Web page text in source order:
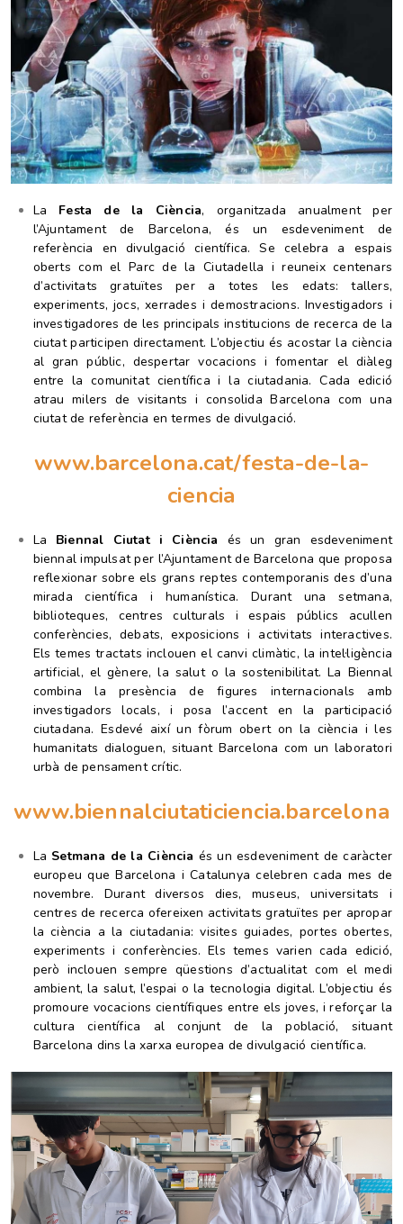
La Festa de la Ciència, organitzada anualment per
l’Ajuntament de Barcelona, és un esdeveniment de
referència en divulgació científica. Se celebra a espais
oberts com el Parc de la Ciutadella i reuneix centenars
d’activitats gratuïtes per a totes les edats: tallers,
experiments, jocs, xerrades i demostracions. Investigadors i
investigadores de les principals institucions de recerca de la
ciutat participen directament. L’objectiu és acostar la ciència
al gran públic, despertar vocacions i fomentar el diàleg
entre la comunitat científica i la ciutadania. Cada edició
atrau milers de visitants i consolida Barcelona com una
ciutat de referència en termes de divulgació.
www.barcelona.cat/festa-de-la-
ciencia
La Biennal Ciutat i Ciència és un gran esdeveniment
biennal impulsat per l’Ajuntament de Barcelona que proposa
reflexionar sobre els grans reptes contemporanis des d’una
mirada científica i humanística. Durant una setmana,
biblioteques, centres culturals i espais públics acullen
conferències, debats, exposicions i activitats interactives.
Els temes tractats inclouen el canvi climàtic, la intel·ligència
artificial, el gènere, la salut o la sostenibilitat. La Biennal
combina la presència de figures internacionals amb
investigadors locals, i posa l’accent en la participació
ciutadana. Esdevé així un fòrum obert on la ciència i les
humanitats dialoguen, situant Barcelona com un laboratori
urbà de pensament crític.
www.biennalciutaticiencia.barcelona
La Setmana de la Ciència és un esdeveniment de caràcter
europeu que Barcelona i Catalunya celebren cada mes de
novembre. Durant diversos dies, museus, universitats i
centres de recerca ofereixen activitats gratuïtes per apropar
la ciència a la ciutadania: visites guiades, portes obertes,
experiments i conferències. Els temes varien cada edició,
però inclouen sempre qüestions d’actualitat com el medi
ambient, la salut, l’espai o la tecnologia digital. L’objectiu és
promoure vocacions científiques entre els joves, i reforçar la
cultura científica al conjunt de la població, situant
Barcelona dins la xarxa europea de divulgació científica.